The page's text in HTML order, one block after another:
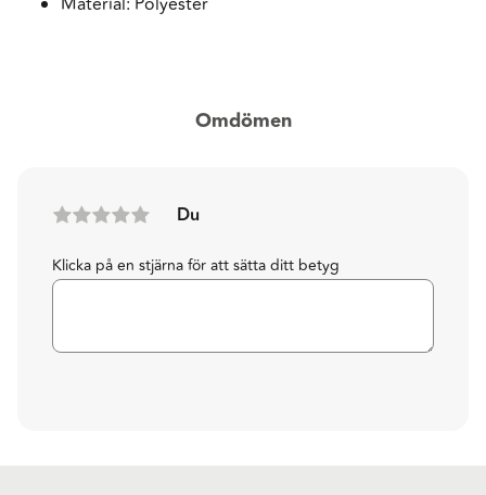
Omdömen
Du
Klicka på en stjärna för att sätta ditt betyg